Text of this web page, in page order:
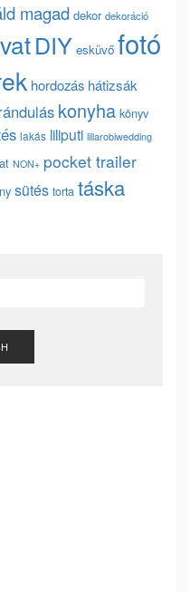
magad dekor dekoráció
DIY esküvő fotó
hordozás hátizsák
konyha könyv
lakás liliputi lillarobiwedding
NON+ pocket trailer
sütés torta táska